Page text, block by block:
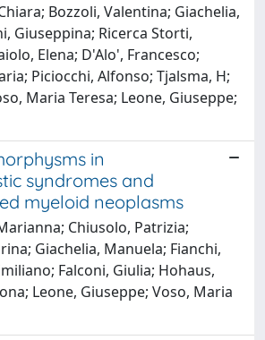
Bozzoli, Valentina; Giachelia,
Giuseppina; Ricerca Storti,
Elena; D'Alo', Francesco;
Piciocchi, Alfonso; Tjalsma, H;
Maria Teresa; Leone, Giuseppe;
in
syndromes and
myeloid neoplasms
Chiusolo, Patrizia;
Giachelia, Manuela; Fianchi,
Falconi, Giulia; Hohaus,
Leone, Giuseppe; Voso, Maria